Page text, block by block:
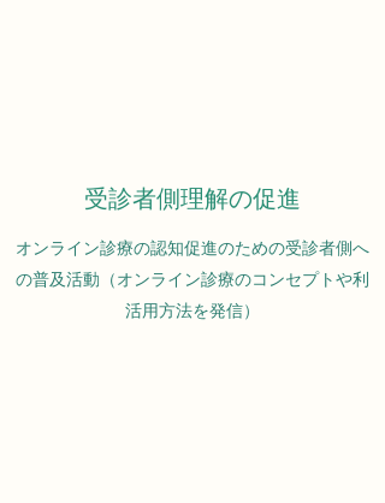
受診者側理解の促進
オンライン診療の認知促進のための受診者側へ
の普及活動（オンライン診療のコンセプトや利
活用方法を発信）